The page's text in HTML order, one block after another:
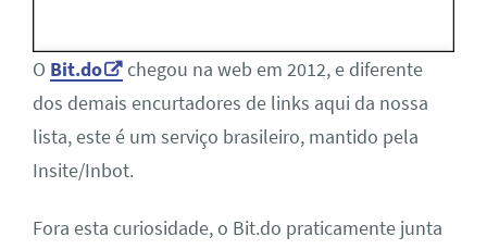
O Bit.do
chegou na web em 2012, e diferente
dos demais encurtadores de links aqui da nossa
lista, este é um serviço brasileiro, mantido pela
Insite/Inbot.
Fora esta curiosidade, o Bit.do praticamente junta